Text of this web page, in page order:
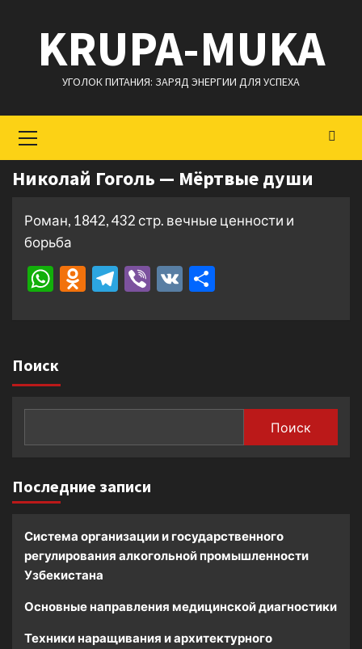
содержимому
KRUPA-MUKA
УГОЛОК ПИТАНИЯ: ЗАРЯД ЭНЕРГИИ ДЛЯ УСПЕХА
меню
Николай Гоголь — Мёртвые души
Роман, 1842, 432 стр. вечные ценности и
борьба
WhatsApp
Odnoklassniki
Telegram
Viber
VK
Поиск
Поиск
Последние записи
Система организации и государственного
регулирования алкогольной промышленности
Узбекистана
Основные направления медицинской диагностики
Техники наращивания и архитектурного